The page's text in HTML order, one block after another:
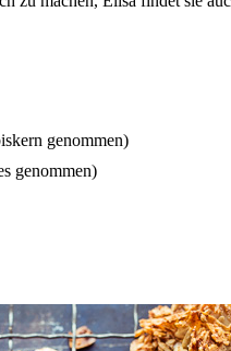
genommen)
genommen)